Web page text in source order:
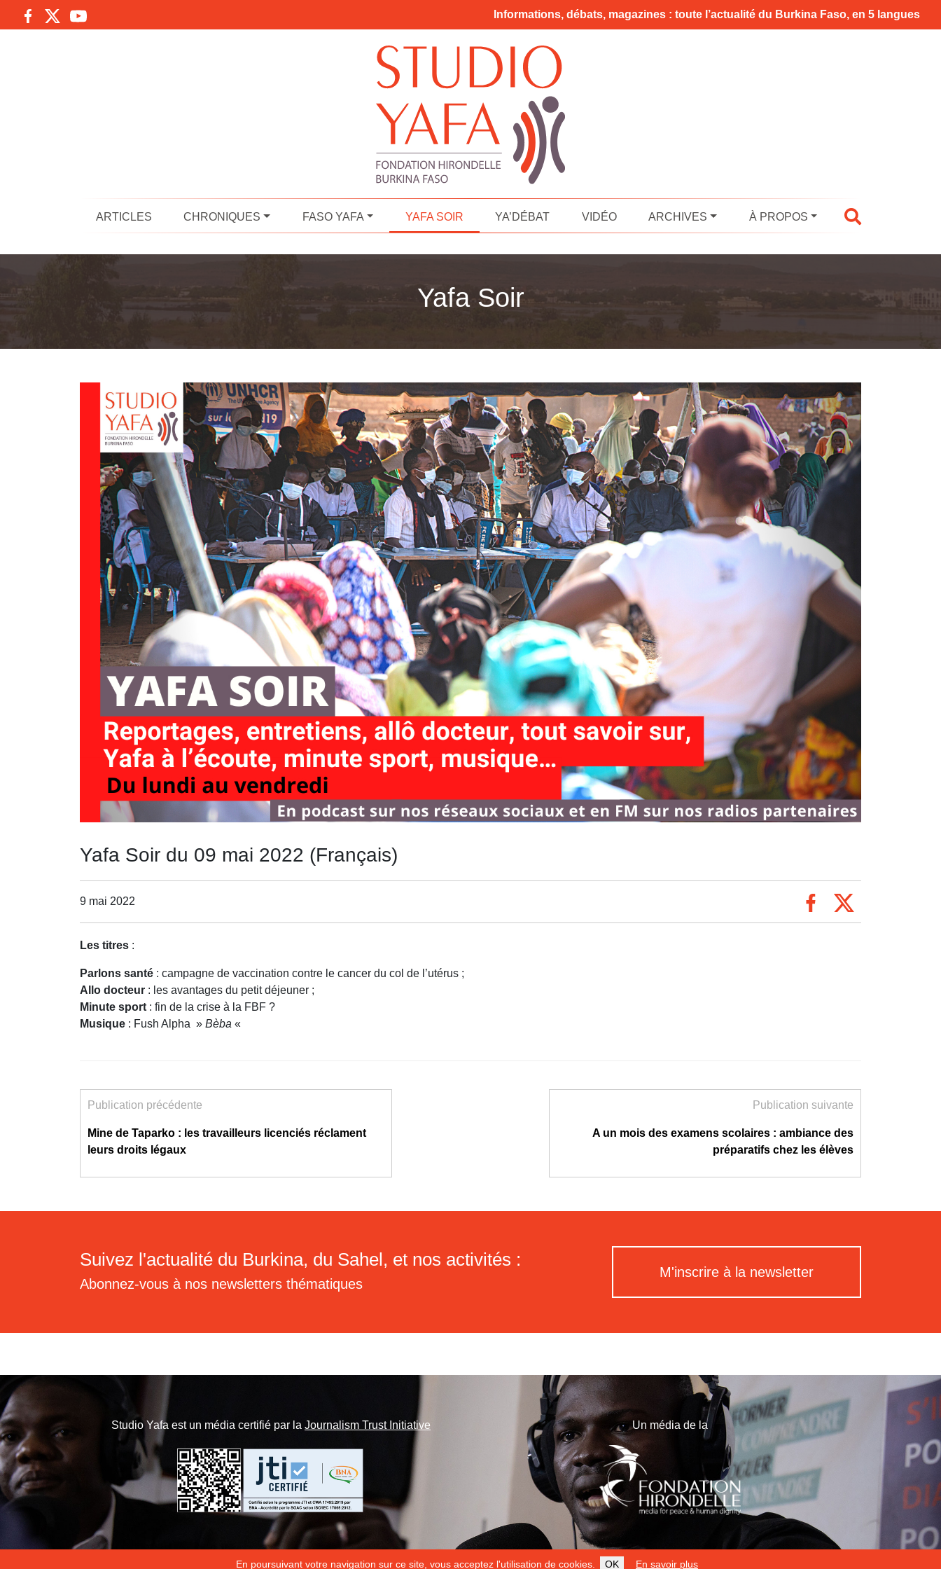
En poursuivant votre navigation sur ce site, vous acceptez l'utilisation de cookies. OK En savoir plus
Informations, débats, magazines : toute l’actualité du Burkina Faso, en 5 langues
ARTICLES CHRONIQUES FASO YAFA YAFA SOIR YA’DÉBAT VIDÉO ARCHIVES À PROPOS
Yafa Soir
Yafa Soir du 09 mai 2022 (Français)
9 mai 2022
Les titres :
Parlons santé : campagne de vaccination contre le cancer du col de l’utérus ;
Allo docteur : les avantages du petit déjeuner ;
Minute sport : fin de la crise à la FBF ?
Musique : Fush Alpha » Bèba «
Publication précédente
Mine de Taparko : les travailleurs licenciés réclament
leurs droits légaux
Publication suivante
A un mois des examens scolaires : ambiance des
préparatifs chez les élèves
Suivez l'actualité du Burkina, du Sahel, et nos activités :
Abonnez-vous à nos newsletters thématiques
M'inscrire à la newsletter
Studio Yafa est un média certifié par la Journalism Trust Initiative Un média de la